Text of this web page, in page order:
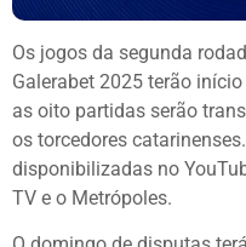
Os jogos da segunda
Galerabet 2025 terão
as oito partidas serão
os torcedores
disponibilizadas no
TV e o Metrópoles.